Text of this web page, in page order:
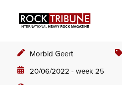
Morbid Geert
20/06/2022 - week 25